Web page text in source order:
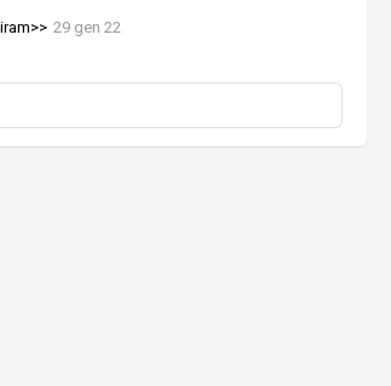
29 gen 22